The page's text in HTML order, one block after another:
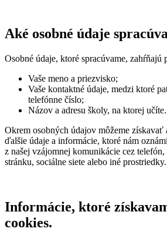
Aké osobné údaje
Osobné údaje, ktoré spracúvame, zahŕňajú
Vaše meno a priezvisko;
Vaše kontaktné údaje, medzi ktoré
telefónne číslo;
Názov a adresu školy, na ktorej učíte.
Okrem osobných údajov môžeme získavať
ďalšie údaje a informácie, ktoré nám
z našej vzájomnej komunikácie cez
stránku, sociálne siete alebo iné prostriedky.
Informácie, ktoré
cookies.